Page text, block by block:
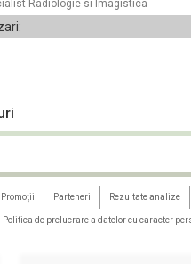
Radiologie si Imagistica
Promoții Parteneri Rezultate analize
Politica de prelucrare a datelor cu caracter